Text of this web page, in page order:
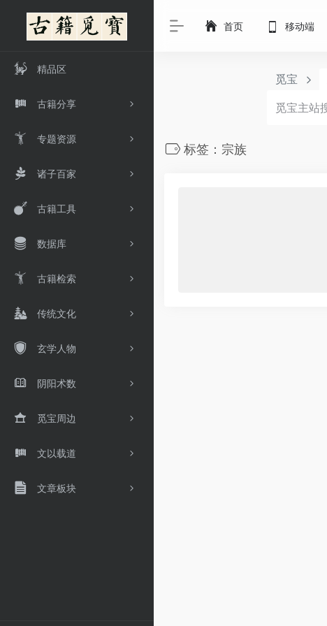
精品区
古籍分享
专题资源
诸子百家
古籍工具
数据库
古籍检索
传统文化
玄学人物
阴阳术数
觅宝周边
文以载道
文章板块
首页 移动端
觅宝
标签：宗族